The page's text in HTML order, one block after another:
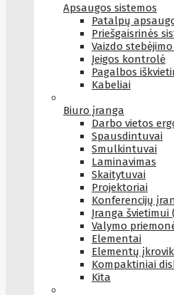
Apsaugos sistemos
Patalpų
Priešgaisrinės
Vaizdo
Įeigos kontrolė
Pagalbos
Kabeliai
Biuro įranga
Darbo vietos
Spausdintuvai
Smulkintuvai
Laminavimas
Skaitytuvai
Projektoriai
Konferencijų
Įranga švietimui
Valymo
Elementai
Elementų
Kompaktiniai
Kita